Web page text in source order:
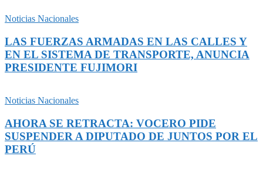
Noticias Nacionales
LAS FUERZAS ARMADAS EN LAS CALLES Y
EN EL SISTEMA DE TRANSPORTE, ANUNCIA
PRESIDENTE FUJIMORI
Noticias Nacionales
AHORA SE RETRACTA: VOCERO PIDE
SUSPENDER A DIPUTADO DE JUNTOS POR EL
PERÚ